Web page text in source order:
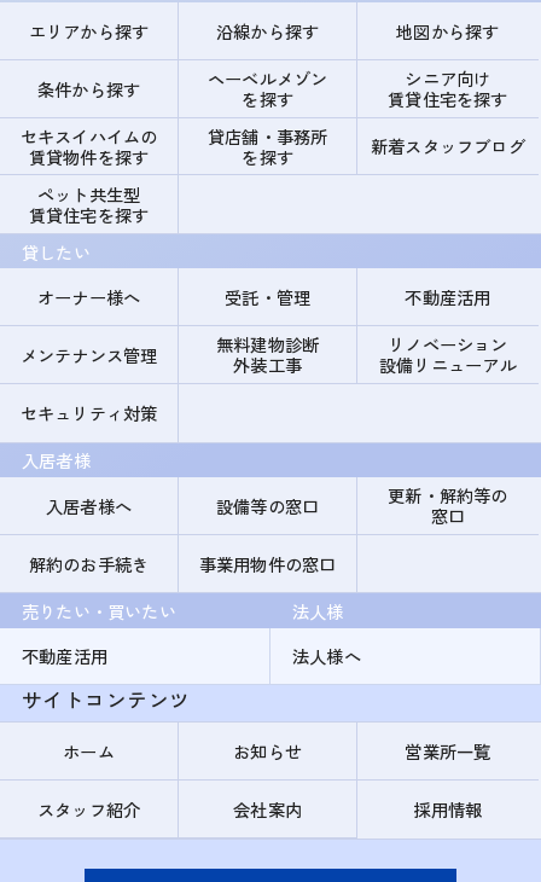
エリアから探す
沿線から探す 地図から探す
条件から探す
ヘーベルメゾン
を探す
シニア向け
賃貸住宅を探す
セキスイハイムの
賃貸物件を探す
貸店舗・事務所
を探す
新着スタッフブログ
ペット共生型
賃貸住宅を探す
貸したい
オーナー様へ
受託・管理 不動産活用
メンテナンス管理
無料建物診断
外装工事
リノベーション
設備リニューアル
セキュリティ対策
入居者様
入居者様へ
設備等の窓口
更新・解約等の
窓口
解約のお手続き
事業用物件の窓口
売りたい・買いたい
不動産活用
法人様
法人様へ
サイトコンテンツ
ホーム お知らせ 営業所一覧
スタッフ紹介 会社案内 採用情報